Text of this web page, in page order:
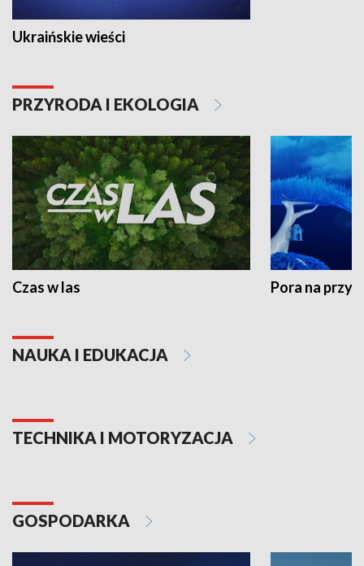
Ukraińskie wieści
PRZYRODA I EKOLOGIA
Czas w las Pora na
NAUKA I EDUKACJA
TECHNIKA I MOTORYZACJA
GOSPODARKA